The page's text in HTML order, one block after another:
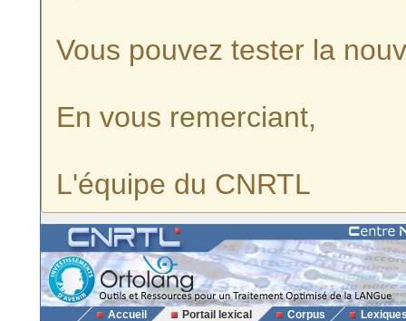
Vous pouvez tester la
En vous remerciant,
L'équipe du CNRTL
Accueil Portail lexical Corpus